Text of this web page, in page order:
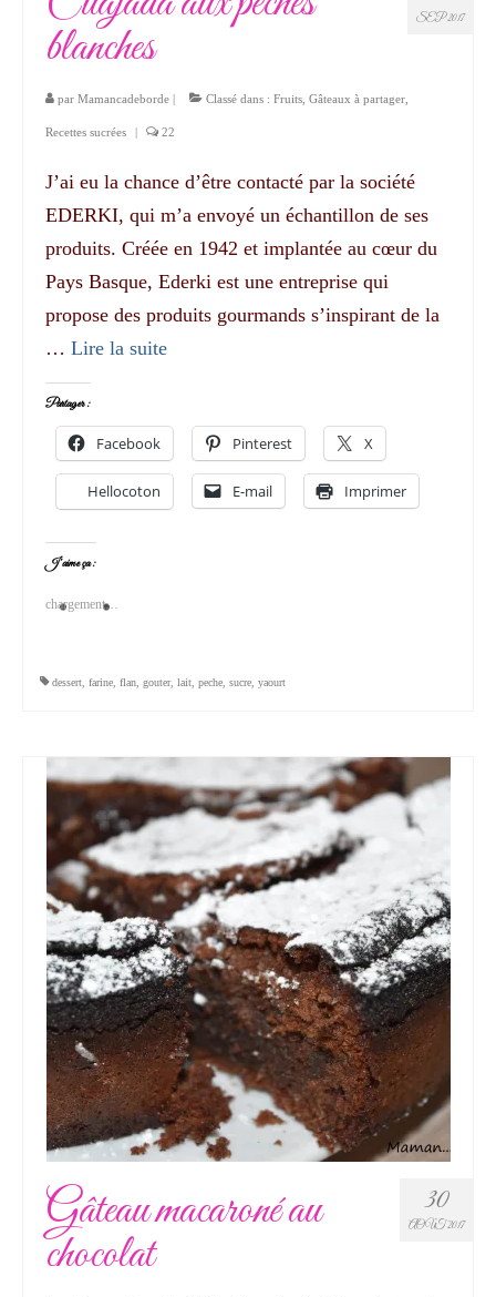
SEP 2017
blanches
par Mamancadeborde | Classé dans : Fruits Gâteaux à partager
Recettes sucrées | 22
J’ai eu la chance d’être contacté par la société
EDERKI, qui m’a envoyé un échantillon de ses
produits. Créée en 1942 et implantée au cœur du
Pays Basque, Ederki est une entreprise qui
propose des produits gourmands s’inspirant de la
… Lire la suite­­
Partager :
Facebook Pinterest X
Hellocoton E-mail Imprimer
J’aime ça :
chargement…
dessert farine flan gouter, lait peche sucre yaourt
30
AOÛT 2017
Gâteau macaroné au
chocolat